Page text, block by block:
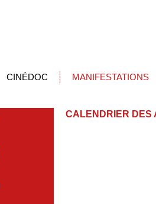
CINÉDOC MANIFESTATIONS
CALENDRIER DES